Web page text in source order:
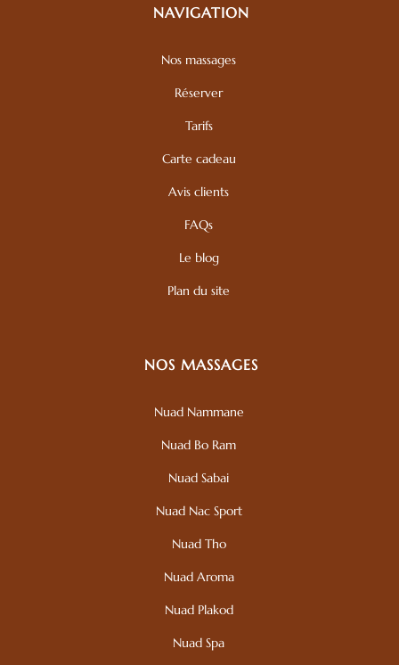
NAVIGATION
Nos massages
Réserver
Tarifs
Carte cadeau
Avis clients
FAQs
Le blog
Plan du site
NOS MASSAGES
Nuad Nammane
Nuad Bo Ram
Nuad Sabai
Nuad Nac Sport
Nuad Tho
Nuad Aroma
Nuad Plakod
Nuad Spa